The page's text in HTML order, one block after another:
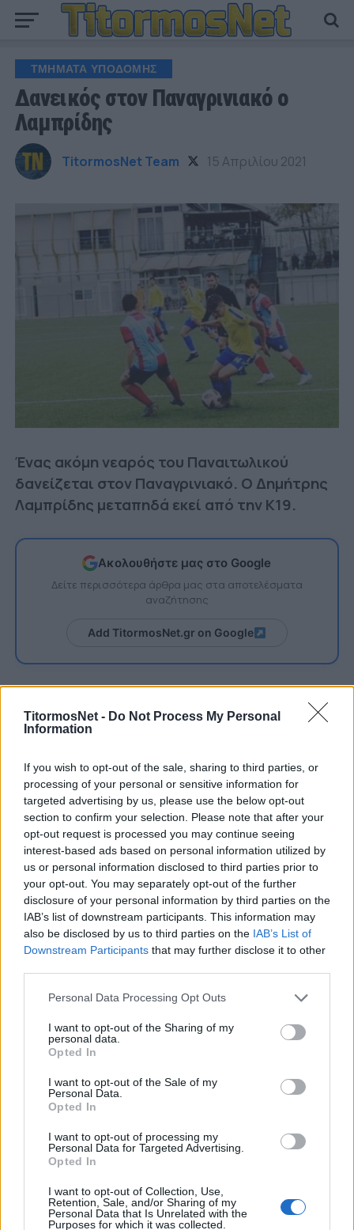
TitormosNet - Do Not Process My Personal
Information
If you wish to opt-out of the sale, sharing to third parties, or
processing of your personal or sensitive information for
targeted advertising by us, please use the below opt-out
section to confirm your selection. Please note that after your
opt-out request is processed you may continue seeing
interest-based ads based on personal information utilized by
us or personal information disclosed to third parties prior to
your opt-out. You may separately opt-out of the further
disclosure of your personal information by third parties on the
IAB’s list of downstream participants. This information may
also be disclosed by us to third parties on the IAB’s List of
Downstream Participants that may further disclose it to other
Personal Data Processing Opt Outs
I want to opt-out of the Sharing of my
personal data.
Opted In
I want to opt-out of the Sale of my
Personal Data.
Opted In
I want to opt-out of processing my
Personal Data for Targeted Advertising.
Opted In
I want to opt-out of Collection, Use,
Retention, Sale, and/or Sharing of my
Personal Data that Is Unrelated with the
Purposes for which it was collected.
ΤΜΗΜΑΤΑ ΥΠΟΔΟΜΗΣ
Δανεικός στον Παναγρινιακό ο
Λαμπρίδης
TitormosNet Team 15 Απριλίου 2021
Ένας ακόμη νεαρός του Παναιτωλικού
δανείζεται στον Παναγρινιακό. Ο Δημήτρης
Λαμπρίδης μεταπηδά εκεί από την Κ19.
Ακολουθήστε μας στο Google
Δείτε περισσότερα άρθρα μας στα αποτελέσματα
αναζήτησης
Add TitormosNet.gr on Google
Παναγρινιακού αναφέρει:
Δημήτρη Λαμπρίδη με τη μορφή δανεισμού από
τον Παναιτωλικό.
Ο Δημήτρης Λαμπρίδης γεννήθηκε στις 22
Δεκεμβρίου του 2001, αγωνίζεται στη θέση του
αμυντικού χαφ και από πέρσι ανήκει στο
ρόστερ του Παναιτωλικού και συγκεκριμένα
στην ομάδα Κ19 του Συλλόγου.
Ευχαριστούμε θερμά την ΠΑΕ Παναιτωλικός για
τη συνολική συνεργασία.
Ευχόμαστε στο Δημήτρη υγεία και επιτυχίες με
τα χρώματα της ομάδας μας».
ΤΕΛΕΥΤΑΙΑ ΝΕΑ
ΠΑΝΑΙΤΩΛΙΚΟΣ
Θλίψη για τον θάνατο του παλαίμαχου
του Παναιτωλικού, Κώστα